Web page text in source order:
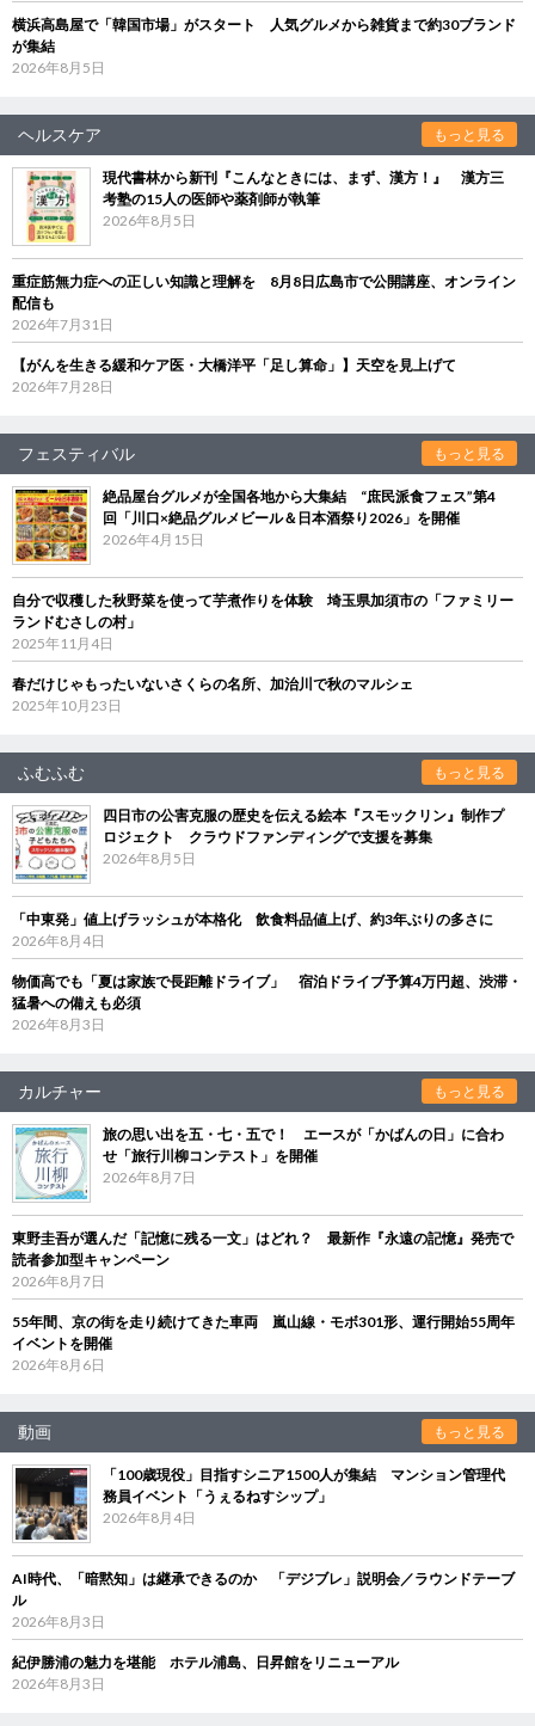
横浜高島屋で「韓国市場」がスタート 人気グルメから雑貨まで約30ブランド
が集結
2026年8月5日
ヘルスケア もっと見る
現代書林から新刊『こんなときには、まず、漢方！』 漢方三
考塾の15人の医師や薬剤師が執筆
2026年8月5日
重症筋無力症への正しい知識と理解を 8月8日広島市で公開講座、オンライン
配信も
2026年7月31日
【がんを生きる緩和ケア医・大橋洋平「足し算命」】天空を見上げて
2026年7月28日
フェスティバル もっと見る
絶品屋台グルメが全国各地から大集結 “庶民派食フェス”第4
回「川口×絶品グルメビール＆日本酒祭り2026」を開催
2026年4月15日
自分で収穫した秋野菜を使って芋煮作りを体験 埼玉県加須市の「ファミリー
ランドむさしの村」
2025年11月4日
春だけじゃもったいないさくらの名所、加治川で秋のマルシェ
2025年10月23日
ふむふむ もっと見る
四日市の公害克服の歴史を伝える絵本『スモックリン』制作プ
ロジェクト クラウドファンディングで支援を募集
2026年8月5日
「中東発」値上げラッシュが本格化 飲食料品値上げ、約3年ぶりの多さに
2026年8月4日
物価高でも「夏は家族で長距離ドライブ」 宿泊ドライブ予算4万円超、渋滞・
猛暑への備えも必須
2026年8月3日
カルチャー もっと見る
旅の思い出を五・七・五で！ エースが「かばんの日」に合わ
せ「旅行川柳コンテスト」を開催
2026年8月7日
東野圭吾が選んだ「記憶に残る一文」はどれ？ 最新作『永遠の記憶』発売で
読者参加型キャンペーン
2026年8月7日
55年間、京の街を走り続けてきた車両 嵐山線・モボ301形、運行開始55周年
イベントを開催
2026年8月6日
動画 もっと見る
「100歳現役」目指すシニア1500人が集結 マンション管理代
務員イベント「うぇるねすシップ」
2026年8月4日
AI時代、「暗黙知」は継承できるのか 「デジブレ」説明会／ラウンドテーブ
ル
2026年8月3日
紀伊勝浦の魅力を堪能 ホテル浦島、日昇館をリニューアル
2026年8月3日